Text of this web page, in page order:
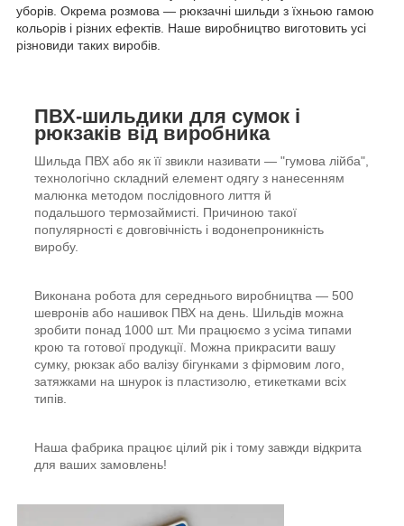
уборів. Окрема розмова — рюкзачні шильди з їхньою гамою
кольорів і різних ефектів. Наше виробництво виготовить усі
різновиди таких виробів.
ПВХ-шильдики для сумок і
рюкзаків від виробника
Шильда ПВХ або як її звикли називати — "гумова лійба",
технологічно складний елемент одягу з нанесенням
малюнка методом послідовного лиття й
подальшого термозаймисті. Причиною такої
популярності є довговічність і водонепроникність
виробу.
Виконана робота для середнього виробництва — 500
шевронів або нашивок ПВХ на день. Шильдів можна
зробити понад 1000 шт. Ми працюємо з усіма типами
крою та готової продукції. Можна прикрасити вашу
сумку, рюкзак або валізу бігунками з фірмовим лого,
затяжками на шнурок із пластизолю, етикетками всіх
типів.
Наша фабрика працює цілий рік і тому завжди відкрита
для ваших замовлень!